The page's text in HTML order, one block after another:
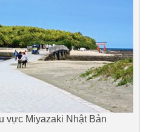
vực Miyazaki Nhật Bản